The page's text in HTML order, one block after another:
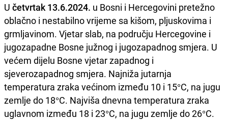
U četvrtak 13.6.2024. u Bosni i Hercegovini pretežno
oblačno i nestabilno vrijeme sa kišom, pljuskovima i
grmljavinom. Vjetar slab, na području Hercegovine i
jugozapadne Bosne južnog i jugozapadnog smjera. U
većem dijelu Bosne vjetar zapadnog i
sjeverozapadnog smjera. Najniža jutarnja
temperatura zraka većinom između 10 i 15°C, na jugu
zemlje do 18°C. Najviša dnevna temperatura zraka
uglavnom između 18 i 23°C, na jugu zemlje do 26°C.